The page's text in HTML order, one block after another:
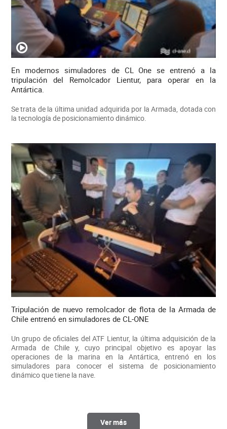
En modernos simuladores de CL One se entrenó a la
tripulación del Remolcador Lientur, para operar en la
Antártica.
Se trata de la última unidad adquirida por la Armada, dotada con
la tecnología de posicionamiento dinámico.
Tripulación de nuevo remolcador de flota de la Armada de
Chile entrenó en simuladores de CL-ONE
Un grupo de oficiales del ATF Lientur, la última adquisición de la
Armada de Chile y, cuyo principal objetivo es apoyar las
operaciones de la marina en la Antártica, entrenó en los
simuladores para conocer el sistema de posicionamiento
dinámico que tiene la nave.
Ver más